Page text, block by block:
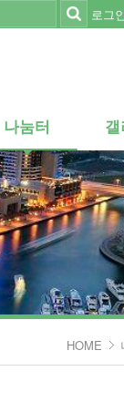
로그인
나눔터
HOME